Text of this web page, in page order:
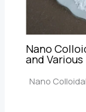
Nano
and
Nano